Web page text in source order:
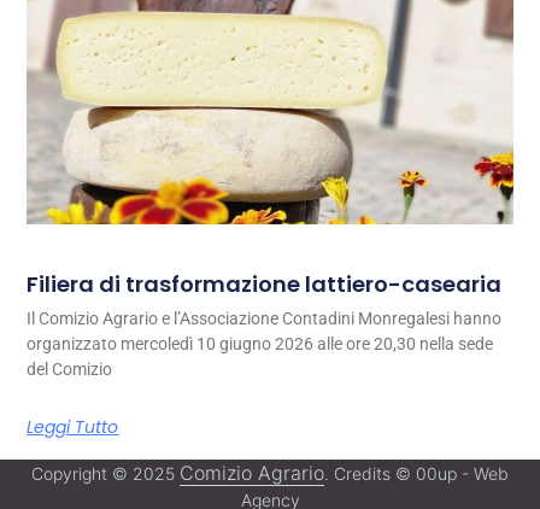
Filiera di trasformazione lattiero-casearia
Il Comizio Agrario e l’Associazione Contadini Monregalesi hanno
organizzato mercoledì 10 giugno 2026 alle ore 20,30 nella sede
del Comizio
Leggi Tutto
Copyright © 2025 Comizio Agrario. Credits © 00up - Web
Agency